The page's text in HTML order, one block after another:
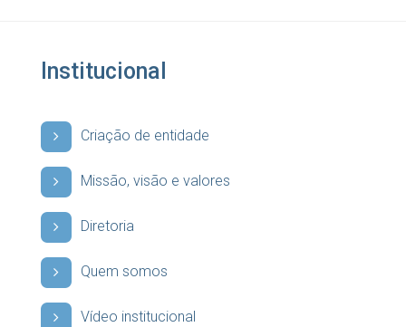
Institucional
Criação de entidade
Missão, visão e valores
Diretoria
Quem somos
Vídeo institucional